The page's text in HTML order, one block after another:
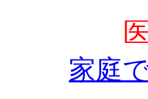
家庭